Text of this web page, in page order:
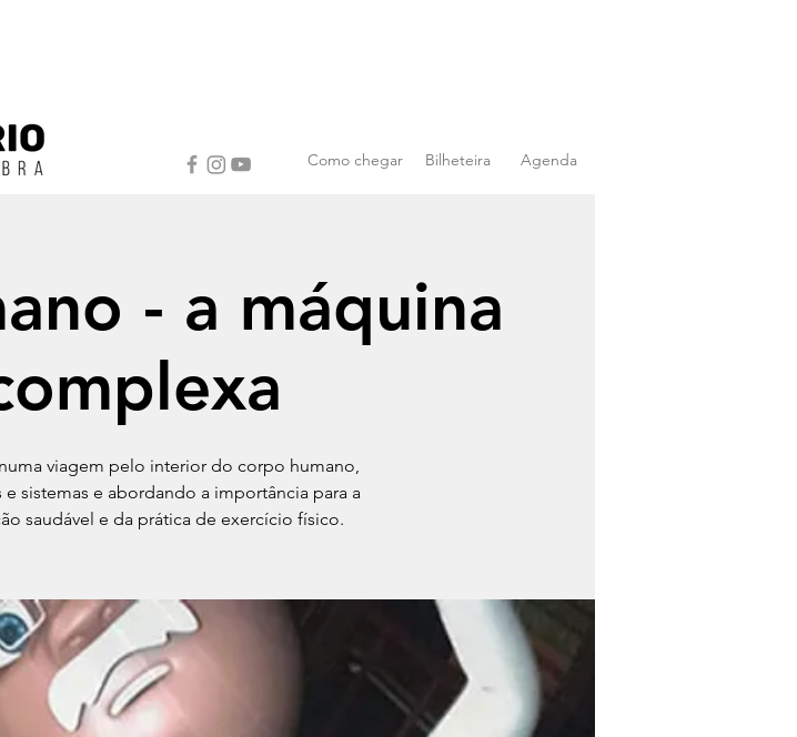
Como chegar Bilheteira Agenda
- a máquina
viagem pelo interior do corpo humano,
sistemas e abordando a importância para a
saudável e da prática de exercício físico.